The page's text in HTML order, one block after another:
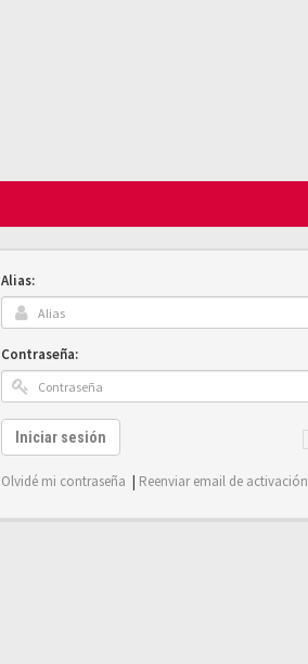
Alias:
Contraseña:
Iniciar sesión
Olvidé mi contraseña | Reenviar email de activación